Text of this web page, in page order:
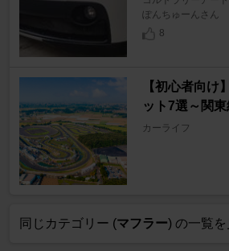
ぽんちゅーんさん
8
【初心者向け
ット7選～関東
カーライフ
同じカテゴリー (マフラー) の一覧を